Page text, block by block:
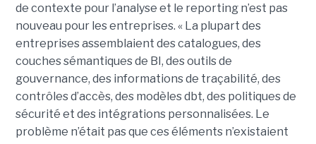
de contexte pour l’analyse et le reporting n’est pas
nouveau pour les entreprises. « La plupart des
entreprises assemblaient des catalogues, des
couches sémantiques de BI, des outils de
gouvernance, des informations de traçabilité, des
contrôles d’accès, des modèles dbt, des politiques de
sécurité et des intégrations personnalisées. Le
problème n’était pas que ces éléments n’existaient